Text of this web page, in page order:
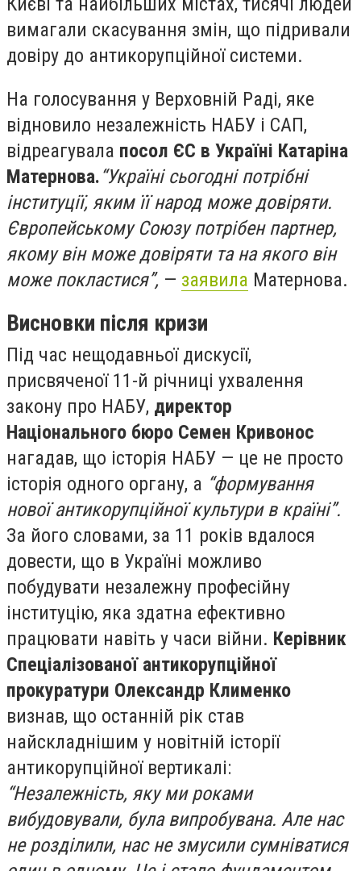
вимагали скасування змін, що підривали
довіру до антикорупційної системи.
На голосування у Верховній Раді, яке
відновило незалежність НАБУ і САП,
відреагувала посол ЄС в Україні Катаріна
Матернова.“Україні сьогодні потрібні
інституції, яким її народ може довіряти.
Європейському Союзу потрібен партнер,
якому він може довіряти та на якого він
може покластися”, — заявила Матернова.
Висновки після кризи
Під час нещодавньої дискусії,
присвяченої 11-й річниці ухвалення
закону про НАБУ, директор
Національного бюро Семен Кривонос
нагадав, що історія НАБУ — це не просто
історія одного органу, а “формування
нової антикорупційної культури в країні”.
За його словами, за 11 років вдалося
довести, що в Україні можливо
побудувати незалежну професійну
інституцію, яка здатна ефективно
працювати навіть у часи війни. Керівник
Спеціалізованої антикорупційної
прокуратури Олександр Клименко
визнав, що останній рік став
найскладнішим у новітній історії
антикорупційної вертикалі:
“Незалежність, яку ми роками
вибудовували, була випробувана. Але нас
не розділили, нас не змусили сумніватися